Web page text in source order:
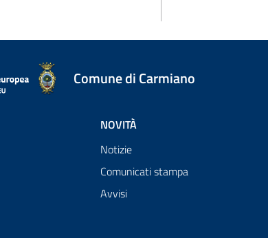
Comune di Carmiano
NOVITÀ
Notizie
Comunicati stampa
Avvisi